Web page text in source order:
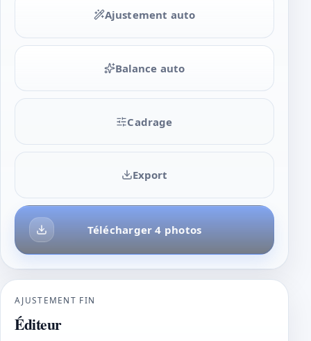
Ajustement auto
Balance auto
Cadrage
Télécharger 4 photos
Export
AJUSTEMENT FIN
Éditeur